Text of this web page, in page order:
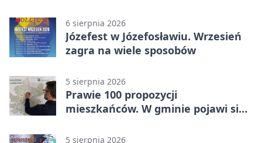
6 sierpnia 2026
Józefest w Józefosławiu. Wrzesień
zagra na wiele sposobów
5 sierpnia 2026
Prawie 100 propozycji
mieszkańców. W gminie pojawi się
5 sierpnia 2026